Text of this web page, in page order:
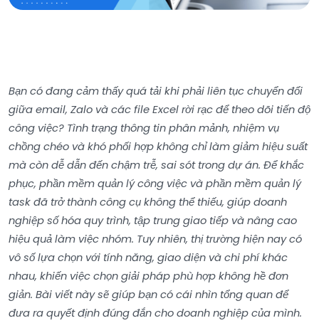
Bạn có đang cảm thấy quá tải khi phải liên tục chuyển đổi
giữa email, Zalo và các file Excel rời rạc để theo dõi tiến độ
công việc? Tình trạng thông tin phân mảnh, nhiệm vụ
chồng chéo và khó phối hợp không chỉ làm giảm hiệu suất
mà còn dễ dẫn đến chậm trễ, sai sót trong dự án. Để khắc
phục, phần mềm quản lý công việc và phần mềm quản lý
task đã trở thành công cụ không thể thiếu, giúp doanh
nghiệp số hóa quy trình, tập trung giao tiếp và nâng cao
hiệu quả làm việc nhóm. Tuy nhiên, thị trường hiện nay có
vô số lựa chọn với tính năng, giao diện và chi phí khác
nhau, khiến việc chọn giải pháp phù hợp không hề đơn
giản. Bài viết này sẽ giúp bạn có cái nhìn tổng quan để
đưa ra quyết định đúng đắn cho doanh nghiệp của mình.